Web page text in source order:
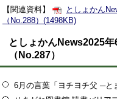
【関連資料】
としょかん
（No.288）(1498KB)
としょかんNews2025年
（No.287）
6月の言葉「ヨチヨチ父 ─と